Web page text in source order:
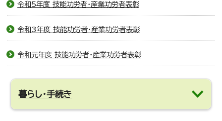
令和5年度 技能功労者・産業功労者表彰
令和3年度 技能功労者・産業功労者表彰
令和元年度 技能功労者・産業功労者表彰
暮らし・手続き